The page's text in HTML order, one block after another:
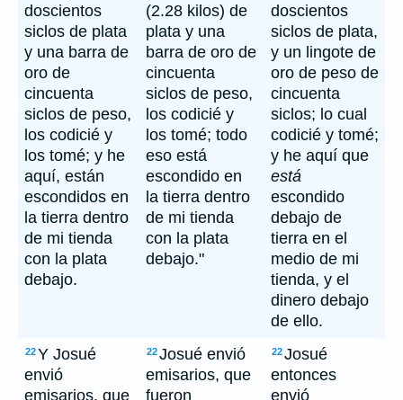
doscientos
siclos de plata
y una barra de
oro de
cincuenta
siclos de peso,
los codicié y
los tomé; y he
aquí, están
escondidos en
la tierra dentro
de mi tienda
con la plata
debajo.
(2.28 kilos) de
plata y una
barra de oro de
cincuenta
siclos de peso,
los codicié y
los tomé; todo
eso está
escondido en
la tierra dentro
de mi tienda
con la plata
debajo."
doscientos
siclos de plata,
y un lingote de
oro de peso de
cincuenta
siclos; lo cual
codicié y tomé;
y he aquí que
está
escondido
debajo de
tierra en el
medio de mi
tienda, y el
dinero debajo
de ello.
22Y Josué
envió
emisarios, que
22Josué envió
emisarios, que
fueron
22Josué
entonces
envió